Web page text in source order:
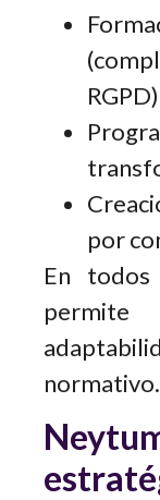
RGPD)
por
En
permite
normativo.